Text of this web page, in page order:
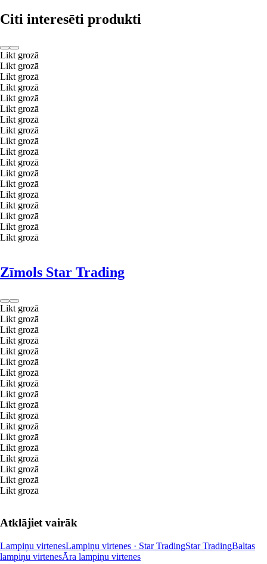
Citi interesēti produkti
Likt grozā
Likt grozā
Likt grozā
Likt grozā
Likt grozā
Likt grozā
Likt grozā
Likt grozā
Likt grozā
Likt grozā
Likt grozā
Likt grozā
Likt grozā
Likt grozā
Likt grozā
Likt grozā
Likt grozā
Likt grozā
Zīmols Star Trading
Likt grozā
Likt grozā
Likt grozā
Likt grozā
Likt grozā
Likt grozā
Likt grozā
Likt grozā
Likt grozā
Likt grozā
Likt grozā
Likt grozā
Likt grozā
Likt grozā
Likt grozā
Likt grozā
Likt grozā
Likt grozā
Atklājiet vairāk
Lampiņu virtenesLampiņu virtenes · Star TradingStar TradingBaltas
lampiņu virtenesĀra lampiņu virtenes